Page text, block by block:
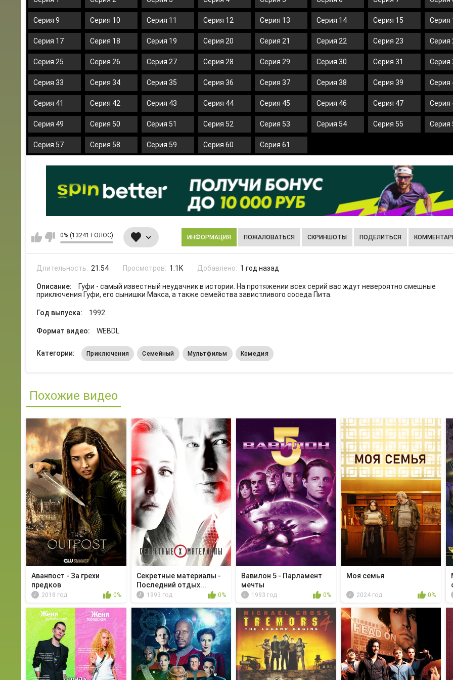
Серия 9 Серия 10 Серия 11 Серия 12 Серия 13 Серия 14 Серия 15 Серия
Серия 17 Серия 18 Серия 19 Серия 20 Серия 21 Серия 22 Серия 23 Серия
Серия 25 Серия 26 Серия 27 Серия 28 Серия 29 Серия 30 Серия 31 Серия
Серия 33 Серия 34 Серия 35 Серия 36 Серия 37 Серия 38 Серия 39 Серия
Серия 41 Серия 42 Серия 43 Серия 44 Серия 45 Серия 46 Серия 47 Серия
Серия 49 Серия 50 Серия 51 Серия 52 Серия 53 Серия 54 Серия 55 Серия
Серия 57 Серия 58 Серия 59 Серия 60 Серия 61
0% (13241 ГОЛОС) ИНФОРМАЦИЯ ПОЖАЛОВАТЬСЯ СКРИНШОТЫ ПОДЕЛИТЬСЯ
Длительность: 21:54 Просмотров: 1.1K Добавлено: 1 год назад
Описание:
Гуфи - самый известный неудачник в истории. На протяжении всех серий вас ждут невероятно смешные
приключения Гуфи, его сынишки Макса, а также семейства завистливого соседа Пита.
Год выпуска: 1992
Формат видео: WEBDL
Категории: Приключения Семейный Мультфильм Комедия
Похожие видео
Аванпост - За грехи
предков
2018 год 0%
Секретные материалы -
Последний отдых...
1993 год 0%
Вавилон 5 - Парламент
мечты
1993 год 0%
Моя семья
2024 год 0%